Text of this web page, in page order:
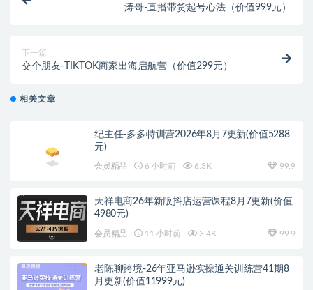
涛哥-直播带货起号心法（价值999元）
下一篇
交个朋友-TIKTOK商家出海启航营（价值299元）
相关文章
纪主任-多多特训营2026年8月7更新(价值5288
元)
会员精品 6 小时前 6.3K 99.9
天祥电商26年新版抖店运营课程8月7更新(价值
4980元)
会员精品 11 小时前 3.4K 99.9
老陈聊跨境-26年亚马逊实操通关训练营41期8
月更新(价值11999元)